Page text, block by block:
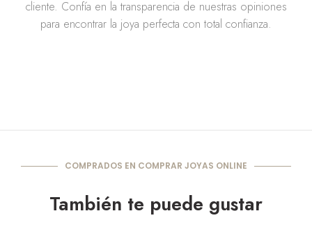
cliente. Confía en la transparencia de nuestras opiniones
para encontrar la joya perfecta con total confianza.
COMPRADOS EN COMPRAR JOYAS ONLINE
También te puede gustar